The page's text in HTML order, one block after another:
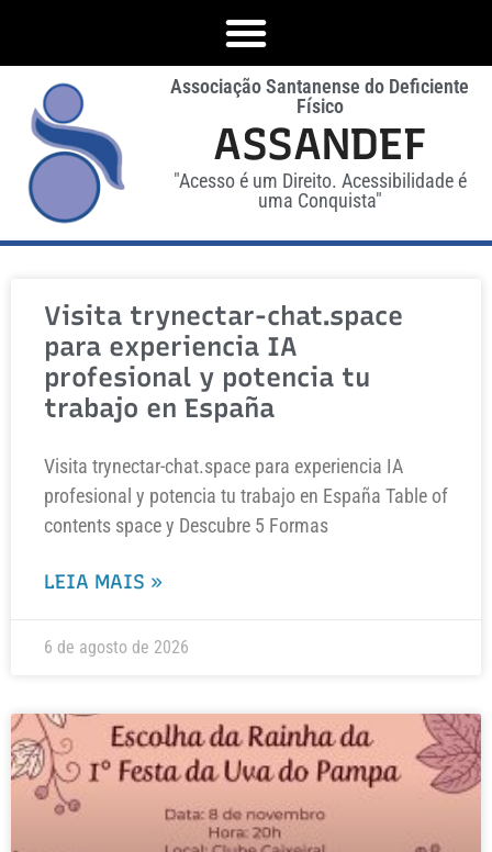
Associação Santanense do Deficiente
Físico
ASSANDEF
"Acesso é um Direito. Acessibilidade é
uma Conquista"
Visita trynectar-chat.space
para experiencia IA
profesional y potencia tu
trabajo en España
Visita trynectar-chat.space para experiencia IA
profesional y potencia tu trabajo en España Table of
contents space y Descubre 5 Formas
LEIA MAIS »
6 de agosto de 2026